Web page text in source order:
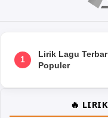
1
Lirik Lagu
Populer
🔥